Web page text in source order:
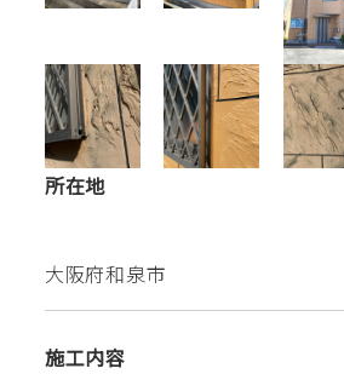
所在地
大阪府和泉市
施工内容